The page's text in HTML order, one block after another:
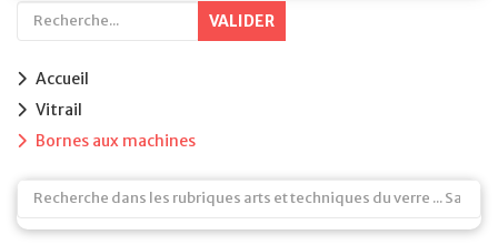
VALIDER
Accueil
Vitrail
Bornes aux machines